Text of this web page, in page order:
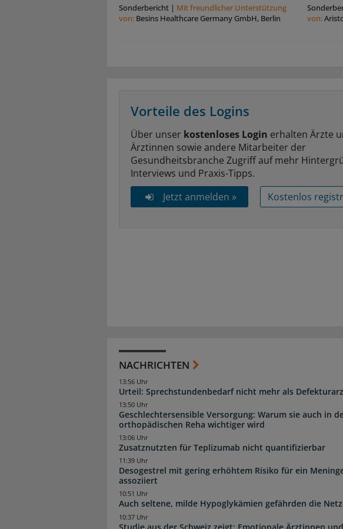
Sonderbericht | Mit freundlicher Unterstützung
von: Besins Healthcare Germany GmbH, Berlin
von:
Vorteile des Logins
Über unser kostenloses Login erhalten Ärzte
Ärztinnen sowie andere Mitarbeiter der
Gesundheitsbranche Zugriff auf mehr
Interviews und Praxis-Tipps.
Jetzt anmelden »
Kostenlos
NACHRICHTEN
Urteil: Sprechstundenbedarf nicht mehr als
13:56 Uhr
Geschlechtersensible Versorgung: Warum sie auch in
orthopädischen Reha wichtiger wird
13:50 Uhr
Zusatznutzten für Teplizumab nicht quantifizierbar
13:06 Uhr
Desogestrel mit gering erhöhtem Risiko für ein
assoziiert
11:39 Uhr
Auch seltene, milde Hypoglykämien gefährden die
10:51 Uhr
Studie aus der Schweiz zeigt: Emotionale Ärztinnen
10:37 Uhr